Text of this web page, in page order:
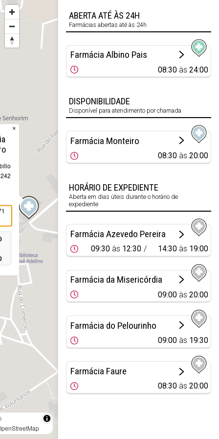
×
ABERTA ATÉ ÀS 24H
Farmácias abertas até às 24h
Farmácia Albino Pais
08:30 às24:00
DISPONIBILIDADE
Disponível para atendimento por chamada
Farmácia Monteiro
08:30 às20:00
HORÁRIO DE EXPEDIENTE
Aberta em dias úteis durante o horário de
expediente
Farmácia Azevedo Pereira
09:30 às 12:30 14:30 às 19:00
Farmácia da Misericórdia
09:00 às20:00
Farmácia do Pelourinho
09:00 às 19:30
Farmácia Faure
08:30 às20:00